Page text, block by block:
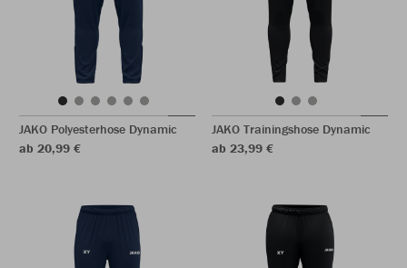
JAKO Polyesterhose Dynamic
ab 20,99 €
JAKO Trainingshose Dynamic
ab 23,99 €